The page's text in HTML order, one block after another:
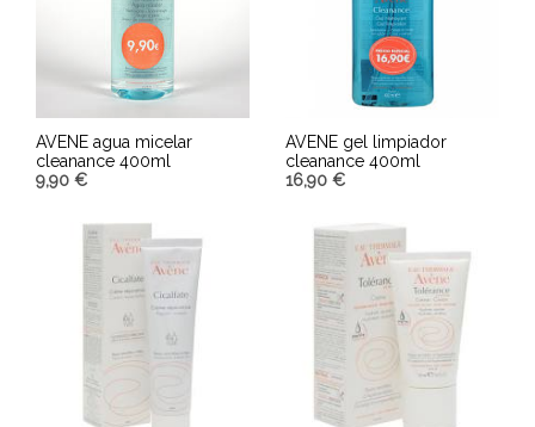
AVENE agua micelar
cleanance 400ml
9,90 €
AÑADIR AL CARRITO
AVENE gel limpiador
cleanance 400ml
16,90 €
AÑADIR AL CARRITO